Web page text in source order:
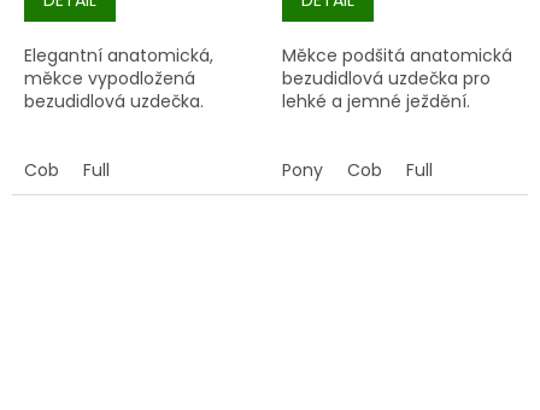
Elegantní anatomická,
měkce vypodložená
bezudidlová uzdečka.
Cob Full
Měkce podšitá anatomická
bezudidlová uzdečka pro
lehké a jemné ježdění.
Pony Cob Full